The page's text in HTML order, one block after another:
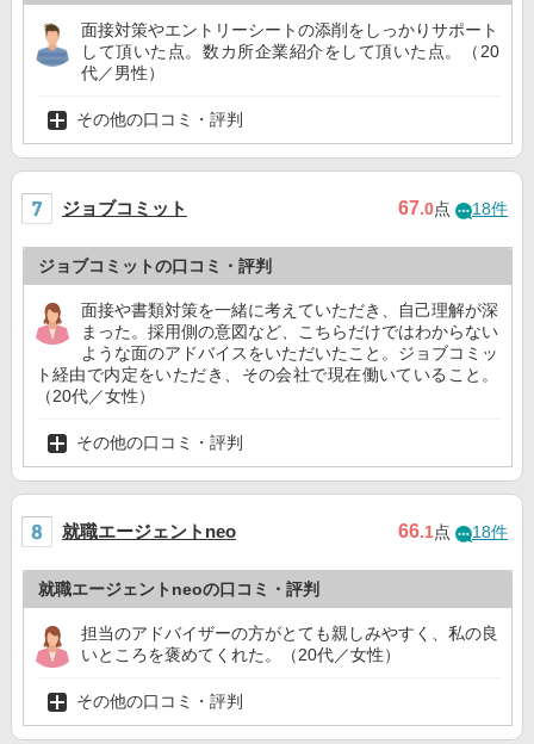
面接対策やエントリーシートの添削をしっかりサポート
して頂いた点。数カ所企業紹介をして頂いた点。（20
代／男性）
その他の口コミ・評判
ジョブコミット 67.0点 18件
ジョブコミットの口コミ・評判
面接や書類対策を一緒に考えていただき、自己理解が深
まった。採用側の意図など、こちらだけではわからない
ような面のアドバイスをいただいたこと。ジョブコミッ
ト経由で内定をいただき、その会社で現在働いていること。
（20代／女性）
その他の口コミ・評判
就職エージェントneo 66.1点 18件
就職エージェントneoの口コミ・評判
担当のアドバイザーの方がとても親しみやすく、私の良
いところを褒めてくれた。（20代／女性）
その他の口コミ・評判